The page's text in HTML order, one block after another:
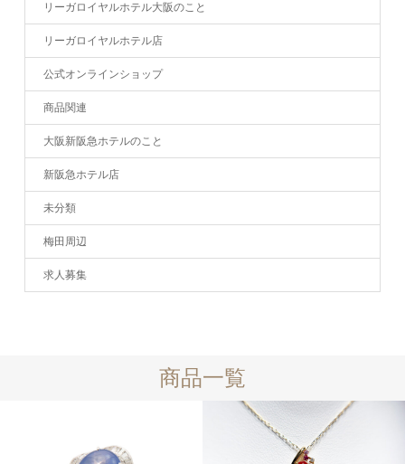
リーガロイヤルホテル大阪のこと
リーガロイヤルホテル店
公式オンラインショップ
商品関連
大阪新阪急ホテルのこと
新阪急ホテル店
未分類
梅田周辺
求人募集
商品一覧